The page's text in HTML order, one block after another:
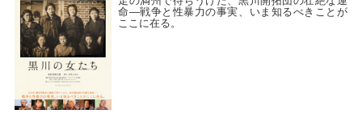
命―戦争と性暴力の事実、いま知るべきことが
ここに在る。